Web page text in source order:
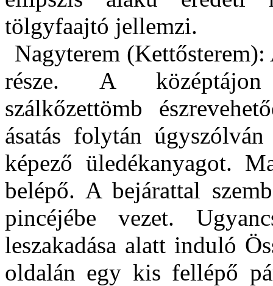
tölgyfaajtó jellemzi.
Nagyterem (Kettősterem):
része. A középtájon
szálkőzettömb
ásatás folytán
képező üledékanyagot.
belépő. A bejárattal
pincéjébe vezet.
leszakadása alatt induló
oldalán egy kis fellépő